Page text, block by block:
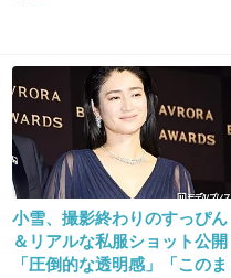
平らなのか
なんか違和感あるん
とは言え
一般人と比べたらそ
小雪、撮影終わりのすっぴん
＆リアルな私服ショット公開
「圧倒的な透明感」「このま